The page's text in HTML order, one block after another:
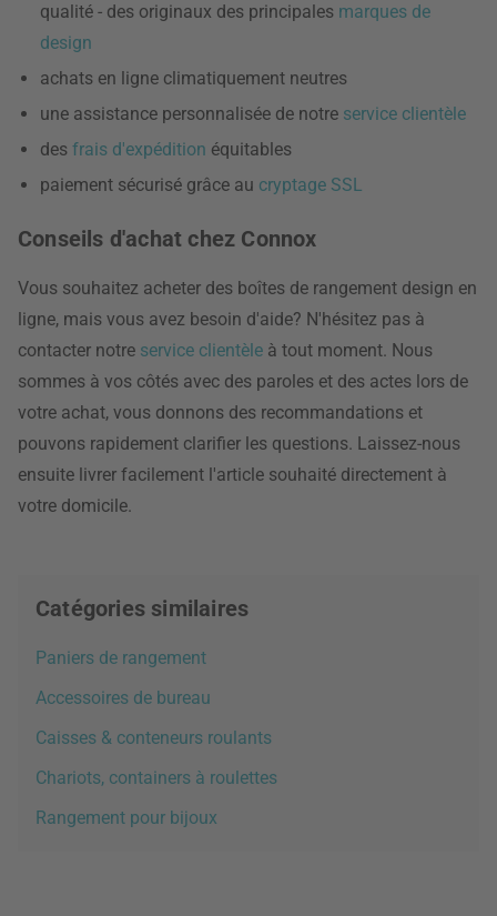
qualité - des originaux des principales marques de
design
achats en ligne climatiquement neutres
une assistance personnalisée de notre service clientèle
des frais d'expédition équitables
paiement sécurisé grâce au cryptage SSL
Conseils d'achat chez Connox
Vous souhaitez acheter des boîtes de rangement design en
ligne, mais vous avez besoin d'aide? N'hésitez pas à
contacter notre service clientèle à tout moment. Nous
sommes à vos côtés avec des paroles et des actes lors de
votre achat, vous donnons des recommandations et
pouvons rapidement clarifier les questions. Laissez-nous
ensuite livrer facilement l'article souhaité directement à
votre domicile.
Catégories similaires
Paniers de rangement
Accessoires de bureau
Caisses & conteneurs roulants
Chariots, containers à roulettes
Rangement pour bijoux